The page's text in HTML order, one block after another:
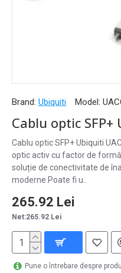
Brand: Ubiquiti Model:
Cablu optic SFP+ Ubiquiti
optic activ cu factor de
soluție de conectivitate de
moderne.Poate fi u..
265.92 Lei
Net:265.92 Lei
Pune o întrebare despre